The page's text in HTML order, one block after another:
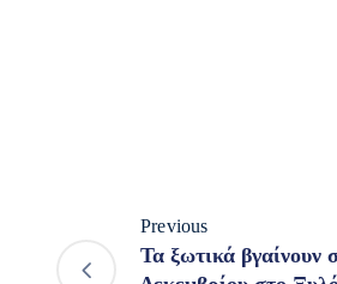
Previous
Τα ξωτικά βγαίνουν